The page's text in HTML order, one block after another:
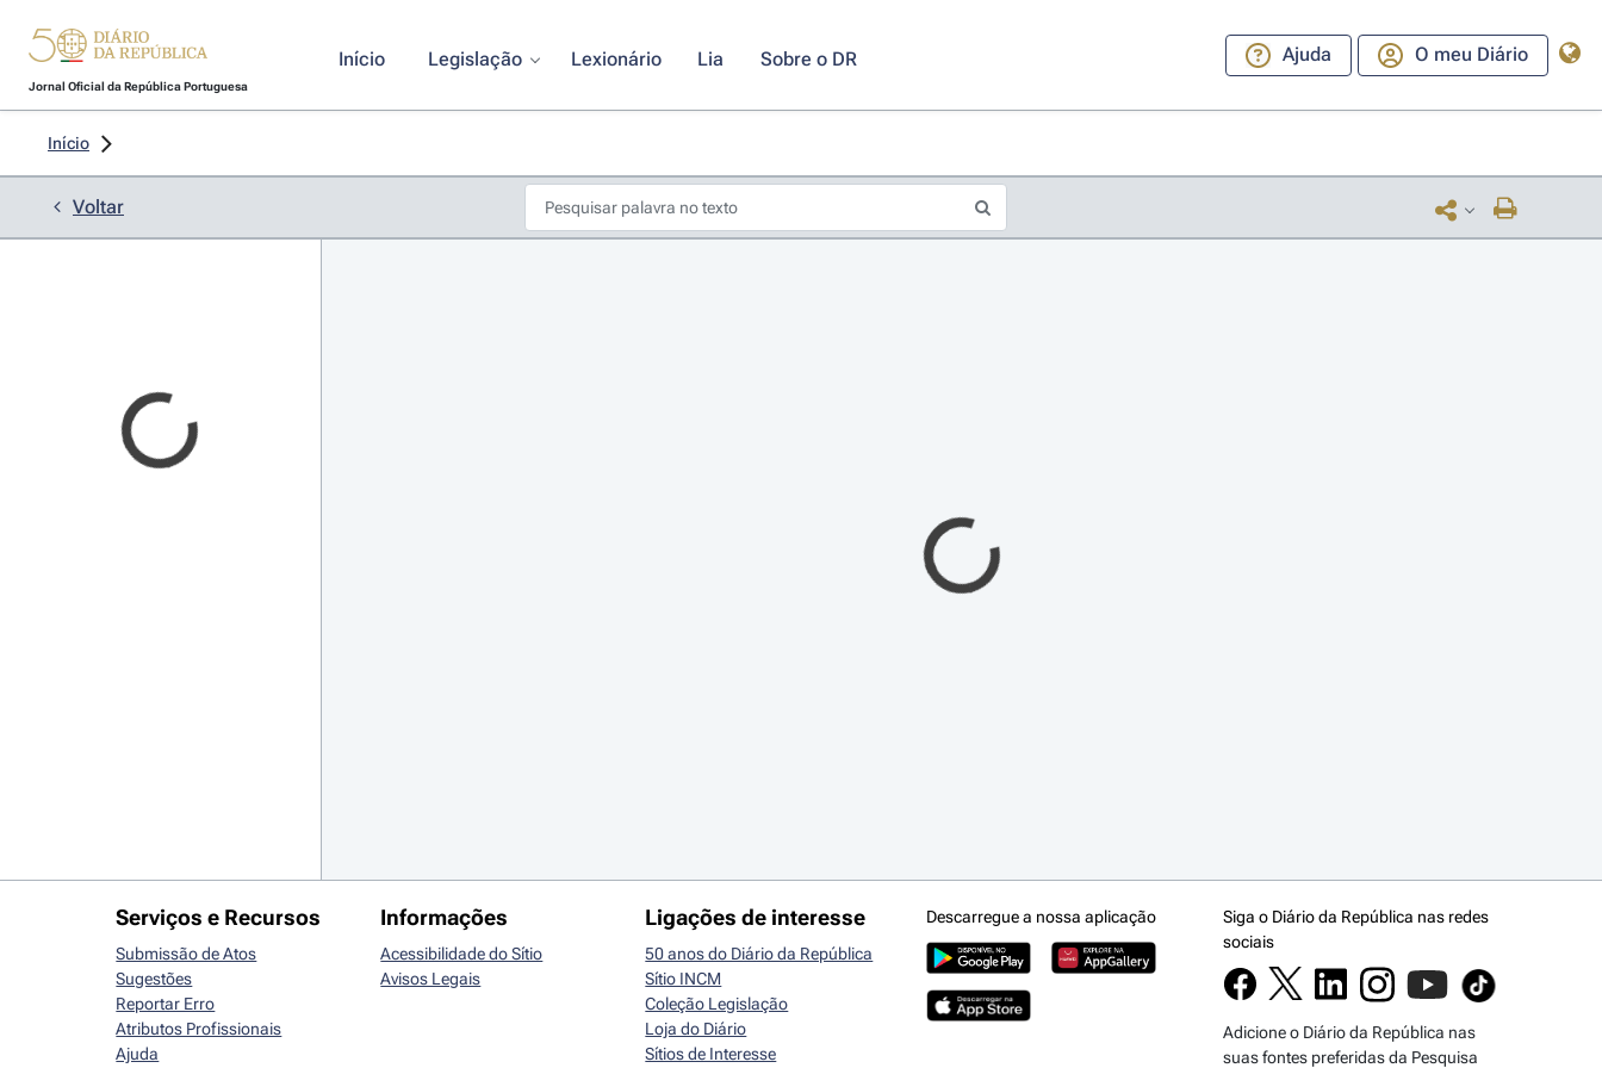
Jornal Oficial da República Portuguesa
Início Legislação Lexionário Lia Sobre o DR Ajuda O meu Diário
Início
Voltar
Serviços e Recursos
Submissão de Atos
Sugestões
Reportar Erro
Atributos Profissionais
Ajuda
Informações
Acessibilidade do Sítio
Avisos Legais
Ligações de interesse
50 anos do Diário da República
Sítio INCM
Coleção Legislação
Loja do Diário
Sítios de Interesse
Descarregue a nossa aplicação
Siga o Diário da República nas redes
sociais
Adicione o Diário da República nas
suas fontes preferidas da Pesquisa